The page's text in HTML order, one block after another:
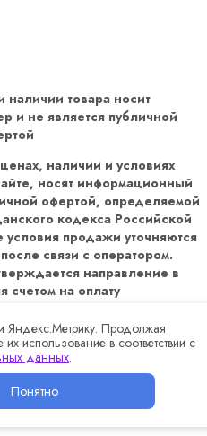
товара носит
и не является публичной
наличии и условиях
носят информационный
офертой, определяемой
кодекса Российской
продажи уточняются
связи с оператором.
направление в
счетом на оплату
Продолжая
использование в соответствии с
данных.
Понятно